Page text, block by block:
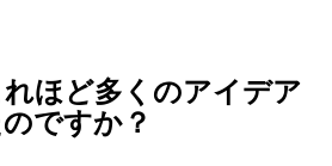
ほど多くのアイデア
ですか？